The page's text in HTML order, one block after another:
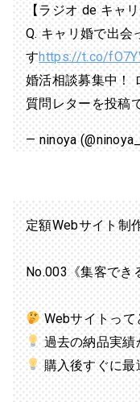
【ラジオ de キャ
Q. キャリ婚で出会
すhttps://t.co/
婚活相談募集中！
質問レターを投稿
— ninoya
定額Webサイト制
No.003《集客でき
Webサイトって
過去の納品実績
購入後すぐに最